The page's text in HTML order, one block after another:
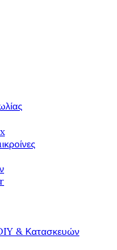
DIY & Κατασκευών